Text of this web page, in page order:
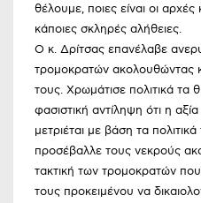
θέλουμε, ποιες είναι οι
κάποιες σκληρές αλήθειες.
Ο κ. Δρίτσας επανέλαβε
τρομοκρατών ακολουθώντας
τους. Χρωμάτισε πολιτικά τα
φασιστική αντίληψη ότι η
μετριέται με βάση τα
προσέβαλλε τους νεκρούς
τακτική των τρομοκρατών
τους προκειμένου να